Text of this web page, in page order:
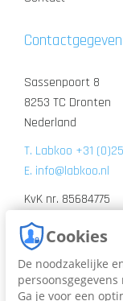
Sassenpoort 8
8253 TC Dronten
Nederland
T. Labkoo +31
E. info@labkoo.nl
KvK nr. 85684775
BTW nr. BTW
Cookies
De noodzakelijke
Ga je voor een